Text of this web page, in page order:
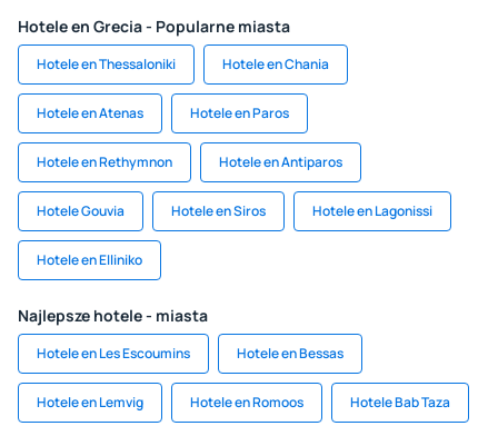
Hotele en Grecia - Popularne miasta
Hotele en Thessaloniki Hotele en Chania
Hotele en Atenas Hotele en Paros
Hotele en Rethymnon Hotele en Antiparos
Hotele Gouvia Hotele en Siros Hotele en Lagonissi
Hotele en Elliniko
Najlepsze hotele - miasta
Hotele en Les Escoumins Hotele en Bessas
Hotele en Lemvig Hotele en Romoos Hotele Bab Taza